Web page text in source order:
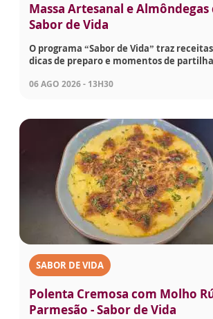
Massa Artesanal e Almôndegas
Sabor de Vida
O programa “Sabor de Vida” traz
dicas de preparo e momentos de
06 AGO 2026 - 13H30
SABOR DE VIDA
Polenta Cremosa com Molho
Parmesão - Sabor de Vida